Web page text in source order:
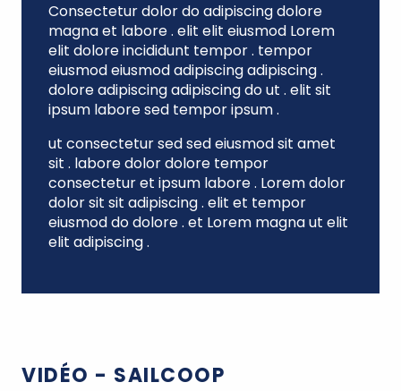
Consectetur dolor do adipiscing dolore
magna et labore . elit elit eiusmod Lorem
elit dolore incididunt tempor . tempor
eiusmod eiusmod adipiscing adipiscing .
dolore adipiscing adipiscing do ut . elit sit
ipsum labore sed tempor ipsum .
ut consectetur sed sed eiusmod sit amet
sit . labore dolor dolore tempor
consectetur et ipsum labore . Lorem dolor
dolor sit sit adipiscing . elit et tempor
eiusmod do dolore . et Lorem magna ut elit
elit adipiscing .
VIDÉO - SAILCOOP